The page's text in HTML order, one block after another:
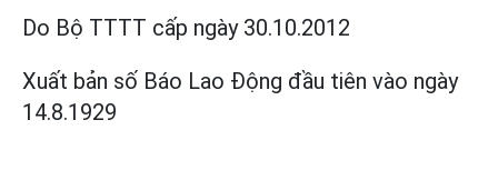
Do Bộ TTTT cấp ngày 30.10.2012
Xuất bản số Báo Lao Động đầu tiên vào ngày
14.8.1929